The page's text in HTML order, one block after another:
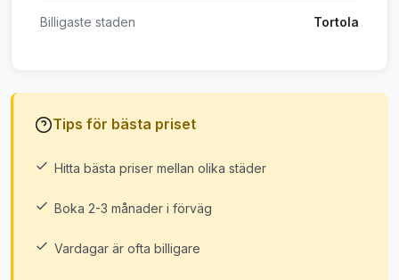
Billigaste staden Tortola
Tips för bästa priset
Hitta bästa priser mellan olika städer
Boka 2-3 månader i förväg
Vardagar är ofta billigare